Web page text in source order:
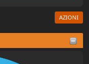
AZIONI